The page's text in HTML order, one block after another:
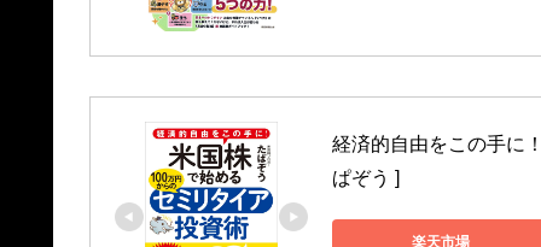
経済的自由をこの手に
ぱぞう ]
楽天市場